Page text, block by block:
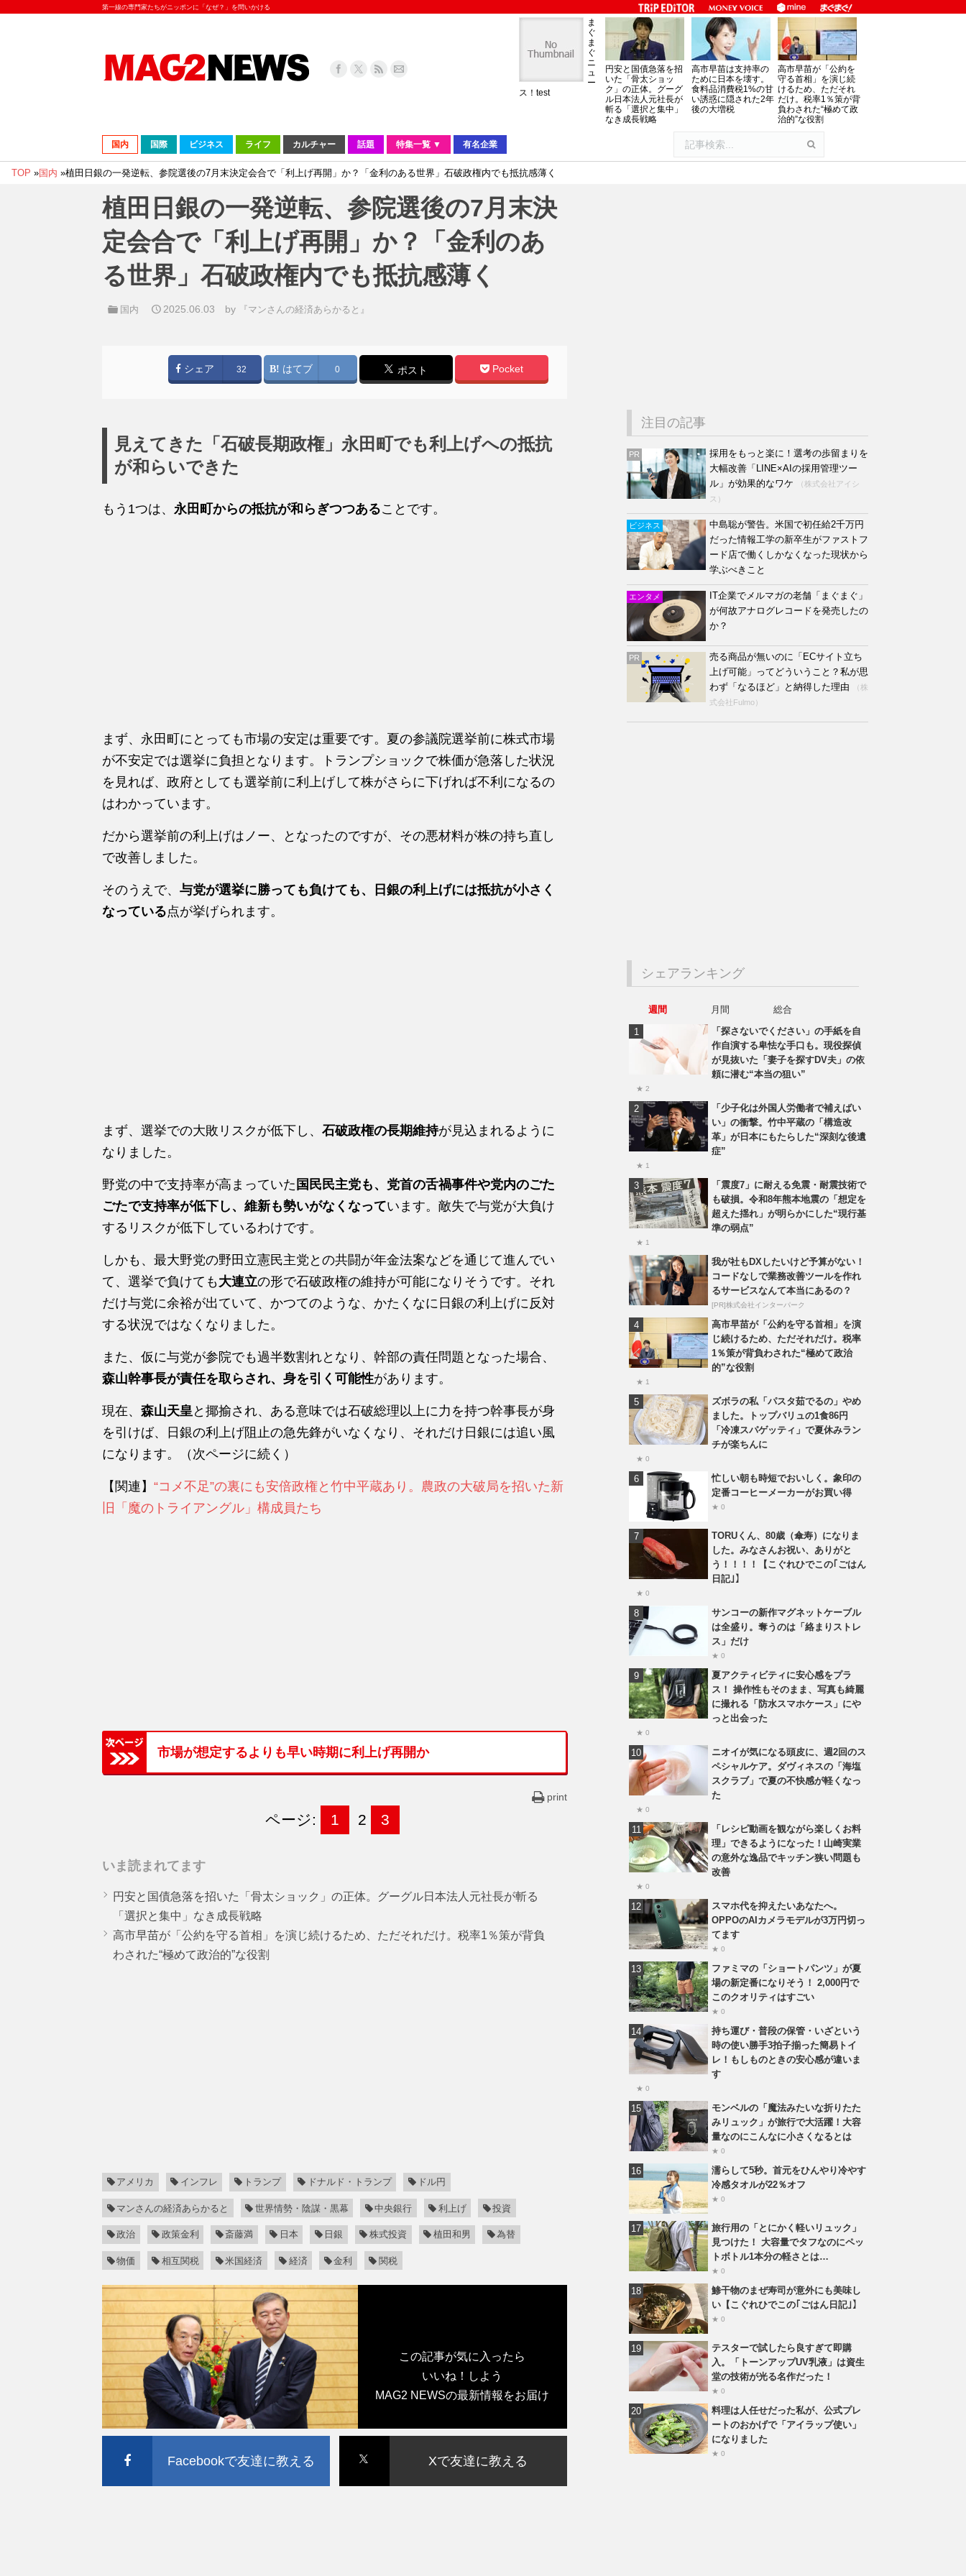
第一線の専門家たちがニッポンに「なぜ？」を問いかける
ま
ぐ
ま
ぐ
ニ
ュ
ー
ス！test
円安と国債急落を招
いた「骨太ショッ
ク」の正体。グーグ
ル日本法人元社長が
斬る「選択と集中」
なき成長戦略
高市早苗は支持率の
ために日本を壊す。
食料品消費税1%の甘
い誘惑に隠された2年
後の大増税
高市早苗が「公約を
守る首相」を演じ続
けるため、ただそれ
だけ。税率1％策が背
負わされた“極めて政
治的”な役割
国内 国際 ビジネス ライフ カルチャー 話題 特集一覧 ▼ 有名企業
TOP »国内 »植田日銀の一発逆転、参院選後の7月末決定会合で「利上げ再開」か？「金利のある世界」石破政権内でも抵抗感薄く
植田日銀の一発逆転、参院選後の7月末決
定会合で「利上げ再開」か？「金利のあ
る世界」石破政権内でも抵抗感薄く
国内 2025.06.03 by 『マンさんの経済あらかると』
シェア 32 はてブ 0 ポスト Pocket
見えてきた「石破長期政権」永田町でも利上げへの抵抗
が和らいできた
もう1つは、 永田町からの抵抗が和らぎつつあることです。
まず、永田町にとっても市場の安定は重要です。夏の参議院選挙前に株式市場
が不安定では選挙に負担となります。トランプショックで株価が急落した状況
を見れば、政府としても選挙前に利上げして株がさらに下げれば不利になるの
はわかっています。
だから選挙前の利上げはノー、となったのですが、その悪材料が株の持ち直し
で改善しました。
そのうえで、 与党が選挙に勝っても負けても、日銀の利上げには抵抗が小さく
なっている点が挙げられます。
まず、選挙での大敗リスクが低下し、 石破政権の長期維持が見込まれるように
なりました。
野党の中で支持率が高まっていた 国民民主党も、党首の舌禍事件や党内のごた
ごたで支持率が低下し、維新も勢いがなくなっています。敵失で与党が大負け
するリスクが低下しているわけです。
しかも、最大野党の野田立憲民主党との共闘が年金法案などを通じて進んでい
て、選挙で負けても 大連立の形で石破政権の維持が可能になりそうです。それ
だけ与党に余裕が出ていて、かつてのような、かたくなに日銀の利上げに反対
する状況ではなくなりました。
また、仮に与党が参院でも過半数割れとなり、幹部の責任問題となった場合、
森山幹事長が責任を取らされ、身を引く可能性があります。
現在、 森山天皇 と揶揄され、ある意味では石破総理以上に力を持つ幹事長が身
を引けば、日銀の利上げ阻止の急先鋒がいなくなり、それだけ日銀には追い風
になります。（次ページに続く）
【関連】 “コメ不足”の裏にも安倍政権と竹中平蔵あり。農政の大破局を招いた新
旧「魔のトライアングル」構成員たち
市場が想定するよりも早い時期に利上げ再開か
print
ページ: 1 2 3
いま読まれてます
円安と国債急落を招いた「骨太ショック」の正体。グーグル日本法人元社長が斬る
「選択と集中」なき成長戦略
高市早苗が「公約を守る首相」を演じ続けるため、ただそれだけ。税率1％策が背負
わされた“極めて政治的”な役割
アメリカ インフレ トランプ ドナルド・トランプ ドル円
マンさんの経済あらかると 世界情勢・陰謀・黒幕 中央銀行 利上げ 投資
政治 政策金利 斎藤満 日本 日銀 株式投資 植田和男 為替
物価 相互関税 米国経済 経済 金利 関税
この記事が気に入ったら
いいね！しよう
MAG2 NEWSの最新情報をお届け
Facebookで友達に教える Xで友達に教える
注目の記事
PR
採用をもっと楽に！選考の歩留まりを
大幅改善「LINE×AIの採用管理ツー
ル」が効果的なワケ
（株式会社アイシ
ス）
ビジネス
中島聡が警告。米国で初任給2千万円
だった情報工学の新卒生がファストフ
ード店で働くしかなくなった現状から
学ぶべきこと
エンタメ
IT企業でメルマガの老舗「まぐまぐ」
が何故アナログレコードを発売したの
か？
PR
売る商品が無いのに「ECサイト立ち
上げ可能」ってどういうこと？私が思
わず「なるほど」と納得した理由
（株
式会社Fulmo）
シェアランキング
週間 月間
総合
「探さないでください」の手紙を自
作自演する卑怯な手口も。現役探偵
が見抜いた「妻子を探すDV夫」の依
頼に潜む“本当の狙い”
★ 2
「少子化は外国人労働者で補えばい
い」の衝撃。竹中平蔵の「構造改
革」が日本にもたらした“深刻な後遺
症”
★ 1
「震度7」に耐える免震・耐震技術で
も破損。令和8年熊本地震の「想定を
超えた揺れ」が明らかにした“現行基
準の弱点”
★ 1
我が社もDXしたいけど予算がない！
コードなしで業務改善ツールを作れ
るサービスなんて本当にあるの？
[PR]株式会社インターパーク
高市早苗が「公約を守る首相」を演
じ続けるため、ただそれだけ。税率
1％策が背負わされた“極めて政治
的”な役割
★ 1
ズボラの私「パスタ茹でるの」やめ
ました。トップバリュの1食86円
「冷凍スパゲッティ」で夏休みラン
チが楽ちんに
★ 0
忙しい朝も時短でおいしく。象印の
定番コーヒーメーカーがお買い得
★ 0
TORUくん、80歳（傘寿）になりま
した。みなさんお祝い、ありがと
う！！！！【こぐれひでこの｢ごはん
日記｣】
★ 0
サンコーの新作マグネットケーブル
は全盛り。奪うのは「絡まりストレ
ス」だけ
★ 0
夏アクティビティに安心感をプラ
ス！ 操作性もそのまま、写真も綺麗
に撮れる「防水スマホケース」にや
っと出会った
★ 0
ニオイが気になる頭皮に、週2回のス
ペシャルケア。ダヴィネスの「海塩
スクラブ」で夏の不快感が軽くなっ
た
★ 0
「レシピ動画を観ながら楽しくお料
理」できるようになった！山崎実業
の意外な逸品でキッチン狭い問題も
改善
★ 0
スマホ代を抑えたいあなたへ。
OPPOのAIカメラモデルが3万円切っ
てます
★ 0
ファミマの「ショートパンツ」が夏
場の新定番になりそう！ 2,000円で
このクオリティはすごい
★ 0
持ち運び・普段の保管・いざという
時の使い勝手3拍子揃った簡易トイ
レ！もしものときの安心感が違いま
す
★ 0
モンベルの「魔法みたいな折りたた
みリュック」が旅行で大活躍！大容
量なのにこんなに小さくなるとは
★ 0
濡らして5秒。首元をひんやり冷やす
冷感タオルが22％オフ
★ 0
旅行用の「とにかく軽いリュック」
見つけた！ 大容量でタフなのにペッ
トボトル1本分の軽さとは…
★ 0
鯵干物のまぜ寿司が意外にも美味し
い【こぐれひでこの｢ごはん日記｣】
★ 0
テスターで試したら良すぎて即購
入。「トーンアップUV乳液」は資生
堂の技術が光る名作だった！
★ 0
料理は人任せだった私が、公式プレ
ートのおかげで「アイラップ使い」
になりました
★ 0